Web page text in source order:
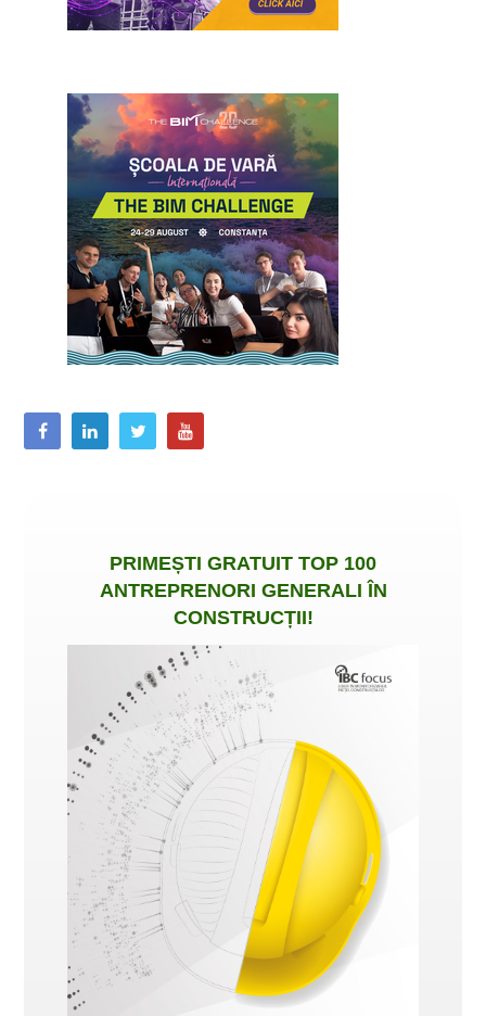
PRIMEȘTI GRATUIT TOP 100
ANTREPRENORI GENERALI ÎN
CONSTRUCȚII!